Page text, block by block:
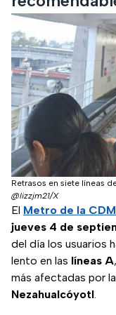
Retrasos en siete líneas
@lizzjm21/X
El Metro de la
jueves 4 de
del día los usuarios
lento en las líneas A,
más afectadas por
Nezahualcóyotl.